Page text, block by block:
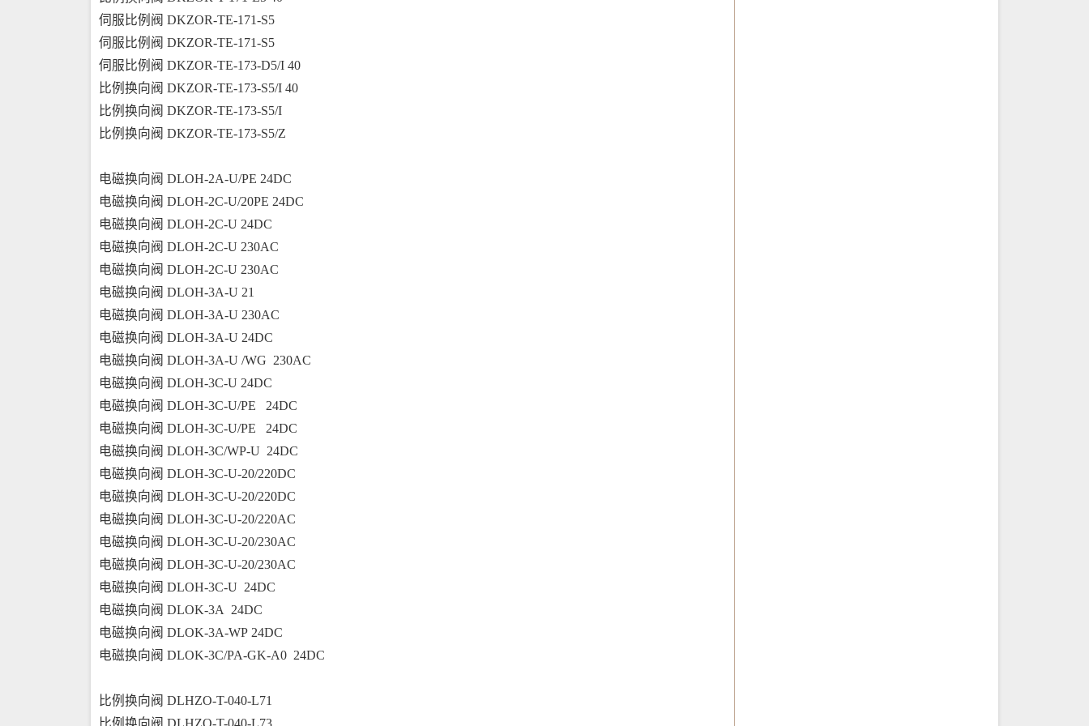
伺服比例阀 DKZOR-TE-171-S5
伺服比例阀 DKZOR-TE-171-S5
伺服比例阀 DKZOR-TE-173-D5/I 40
比例换向阀 DKZOR-TE-173-S5/I 40
比例换向阀 DKZOR-TE-173-S5/I
比例换向阀 DKZOR-TE-173-S5/Z
电磁换向阀 DLOH-2A-U/PE 24DC
电磁换向阀 DLOH-2C-U/20PE 24DC
电磁换向阀 DLOH-2C-U 24DC
电磁换向阀 DLOH-2C-U 230AC
电磁换向阀 DLOH-2C-U 230AC
电磁换向阀 DLOH-3A-U 21
电磁换向阀 DLOH-3A-U 230AC
电磁换向阀 DLOH-3A-U 24DC
电磁换向阀 DLOH-3A-U /WG  230AC
电磁换向阀 DLOH-3C-U 24DC
电磁换向阀 DLOH-3C-U/PE   24DC
电磁换向阀 DLOH-3C-U/PE   24DC
电磁换向阀 DLOH-3C/WP-U  24DC
电磁换向阀 DLOH-3C-U-20/220DC
电磁换向阀 DLOH-3C-U-20/220DC
电磁换向阀 DLOH-3C-U-20/220AC
电磁换向阀 DLOH-3C-U-20/230AC
电磁换向阀 DLOH-3C-U-20/230AC
电磁换向阀 DLOH-3C-U  24DC
电磁换向阀 DLOK-3A  24DC
电磁换向阀 DLOK-3A-WP 24DC
电磁换向阀 DLOK-3C/PA-GK-A0  24DC
比例换向阀 DLHZO-T-040-L71
比例换向阀 DLHZO-T-040-L73